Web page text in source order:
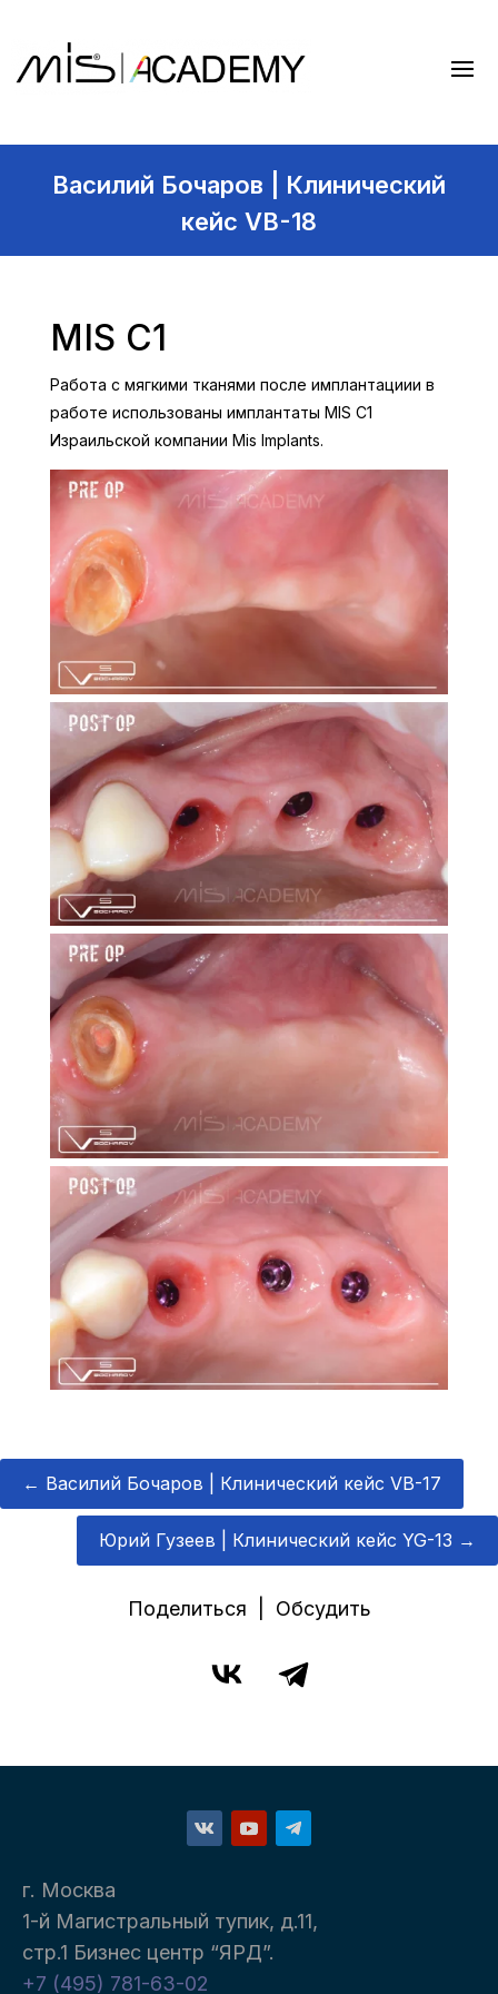
Василий Бочаров | Клинический
кейс VB-18
MIS C1
Работа с мягкими тканями после имплантациии в
работе использованы имплантаты MIS C1
Израильской компании Mis Implants.
← Василий Бочаров | Клинический кейс VB-17
Юрий Гузеев | Клинический кейс YG-13 →
Поделиться | Обсудить
г. Москва
1-й Магистральный тупик, д.11,
стр.1 Бизнес центр “ЯРД”.
+7 (495) 781-63-02